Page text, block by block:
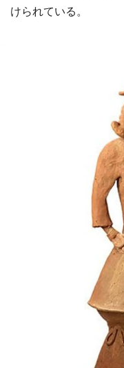
けられている。